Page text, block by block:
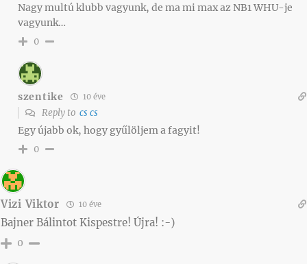
Nagy multú klubb vagyunk, de ma mi max az NB1 WHU-je
vagyunk…
0
szentike 10 éve
Reply to cs cs
Egy újabb ok, hogy gyűlöljem a fagyit!
0
Vizi Viktor 10 éve
Bajner Bálintot Kispestre! Újra! :-)
0